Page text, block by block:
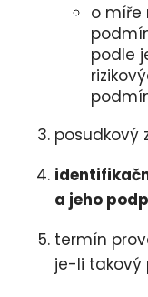
o míře
podle
posudkový
a jeho
termín
je-li takový